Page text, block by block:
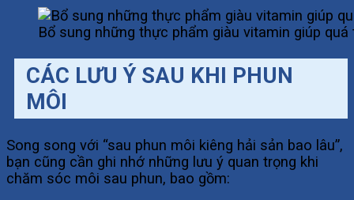
Bổ sung những thực phẩm giàu vitamin giúp
CÁC LƯU Ý SAU KHI PHUN
MÔI
Song song với “sau phun môi kiêng hải sản bao lâu”,
bạn cũng cần ghi nhớ những lưu ý quan trọng khi
chăm sóc môi sau phun, bao gồm: